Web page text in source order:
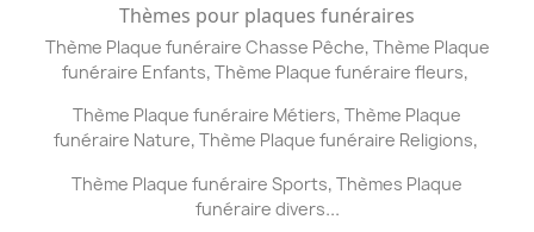
Thèmes pour plaques funéraires
Thème Plaque funéraire Chasse Pêche, Thème Plaque
funéraire Enfants, Thème Plaque funéraire fleurs,
Thème Plaque funéraire Métiers, Thème Plaque
funéraire Nature, Thème Plaque funéraire Religions,
Thème Plaque funéraire Sports, Thèmes Plaque
funéraire divers...